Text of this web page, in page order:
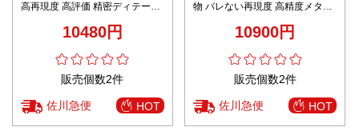
高再現度 高評価 精密ディテール
10480円
販売個数2件
佐川急便 HOT
物 バレない再現度 高精度メタル
質感モデル 限定入荷
10900円
販売個数2件
佐川急便 HOT